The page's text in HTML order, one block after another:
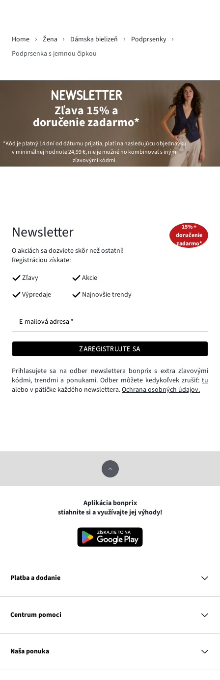
Home Žena Dámska bielizeň
Podprsenky
Podprsenka s jemnou čipkou
NEWSLETTER
Zľava 15% a
doručenie zadarmo*
*Kód je platný 14 dní od dátumu prijatia, platí na nasledujúcu objednávku
v minimálnej hodnote24,99 €, nie je možné ho kombinovať s inými
zľavovými kódmi.
Newsletter
O akciách sa dozviete skôr než ostatní!
Registráciou získate:
Zľavy
Akcie
Výpredaje
Najnovšie trendy
15% +
doručenie
zadarmo*
E-mailová adresa *
ZAREGISTRUJTE SA
Prihlasujete sa na odber newslettera bonprix s extra zľavovými
kódmi, trendmi a ponukami. Odber môžete kedykoľvek zrušiť: tu
alebo v pätičke každého newslettera.Ochrana osobných údajov.
Aplikácia bonprix
stiahnite si a využívajte jej výhody!
Platba a dodanie
VISA
Apple pay
Slovenská pošta
Platba na dobierku
Centrum pomoci
Platba a dodanie
Vrátenie a reklamácia
Tabuľka veľkostí
Naša ponuka